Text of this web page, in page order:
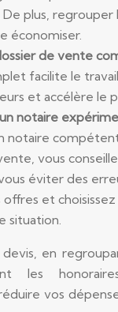
plus, regrouper
économiser.
de vente
facilite le
et accélère le
notaire
notaire
vous
éviter des
et
situation.
en
les
vos